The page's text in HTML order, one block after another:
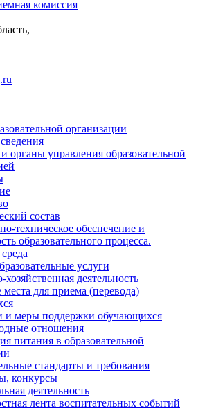
комиссия
организации
органы управления образовательной
состав
техническое обеспечение и
образовательного процесса.
услуги
деятельность
для приема (перевода)
и меры поддержки обучающихся
отношения
питания в образовательной
стандарты и требования
конкурсы
деятельность
лента воспитательных событий